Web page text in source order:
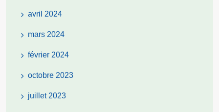
avril 2024
mars 2024
février 2024
octobre 2023
juillet 2023